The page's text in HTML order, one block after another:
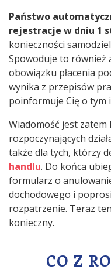
Państwo
rejestracje w dniu 1
konieczności
Spowoduje to również
obowiązku płacenia
wynika z przepisów
poinformuje Cię o tym
Wiadomość jest
rozpoczynających
także dla tych, którzy
handlu. Do końca
formularz o
dochodowego i
rozpatrzenie. Teraz
konieczny.
CO Z